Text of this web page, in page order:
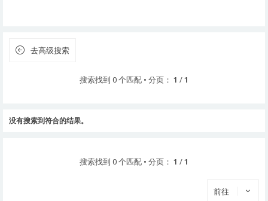
去高级搜索
搜索找到 0 个匹配 • 分页： 1 /1
没有搜索到符合的结果。
搜索找到 0 个匹配 • 分页： 1 /1
前往